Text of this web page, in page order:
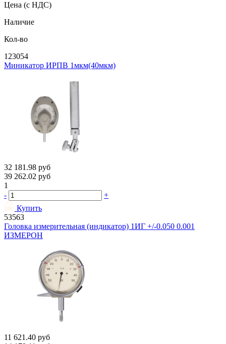
Цена (с НДС)
Наличие
Кол-во
123054
Миникатор ИРПВ 1мкм(40мкм)
32 181.98 руб
39 262.02 руб
1
-
+
Купить
53563
Головка измерительная (индикатор) 1ИГ +/-0.050 0.001
ИЗМЕРОН
11 621.40 руб